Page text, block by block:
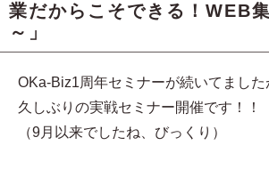
業だからこそできる！WEB
～」
OKa-Biz1周年セミナーが続いてました
久しぶりの実戦セミナー開催です！！
（9月以来でしたね、びっくり）